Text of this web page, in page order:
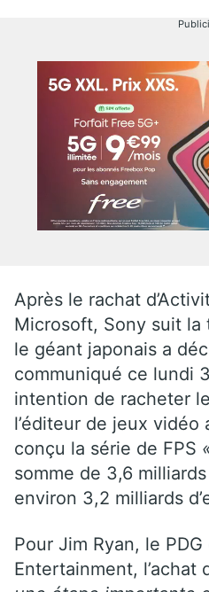
Après le rachat
Microsoft, Sony suit la
le géant japonais a
communiqué ce lundi
intention de racheter
l’éditeur de jeux vidéo
conçu la série de FPS
somme de 3,6
environ 3,2 milliards
Pour Jim Ryan, le
Entertainment, l’achat